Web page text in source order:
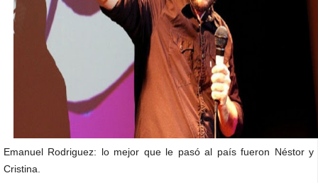
Emanuel Rodriguez: lo mejor que le pasó al país fueron Néstor y
Cristina.